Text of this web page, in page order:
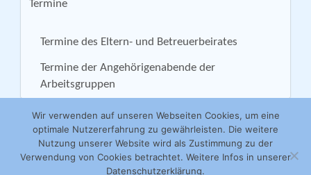
Termine
Termine des Eltern- und Betreuerbeirates
Termine der Angehörigenabende der
Arbeitsgruppen
Herforder Werkstätten GmbH | Ackerstraße 31 | 32051 Herford | Tel.
Wir verwenden auf unseren Webseiten Cookies, um eine
optimale Nutzererfahrung zu gewährleisten. Die weitere
Nutzung unserer Website wird als Zustimmung zu der
Verwendung von Cookies betrachtet. Weitere Infos in unserer
Datenschutzerklärung.